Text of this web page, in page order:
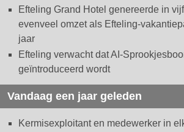
Efteling Grand Hotel genereerde in
evenveel omzet als Efteling-
jaar
Efteling verwacht dat AI-
geïntroduceerd wordt
Vandaag een jaar geleden
Kermisexploitant en medewerker in